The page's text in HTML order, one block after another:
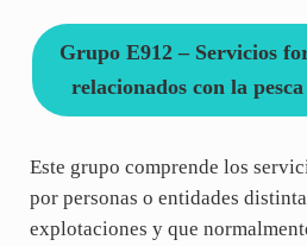
Grupo E912 – Servicios
relacionados con la
Este grupo comprende los
por personas o entidades
explotaciones y que